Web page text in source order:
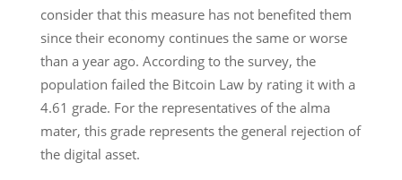
consider that this measure has not benefited them
since their economy continues the same or worse
than a year ago. According to the survey, the
population failed the Bitcoin Law by rating it with a
4.61 grade. For the representatives of the alma
mater, this grade represents the general rejection of
the digital asset.